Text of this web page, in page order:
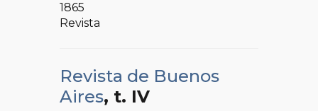
1865
Revista
Revista de Buenos
Aires, t. IV